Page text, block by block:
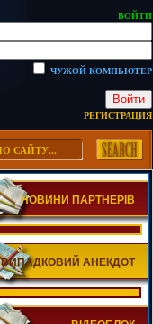
ВОЙТИ
ЧУЖОЙ КОМПЬЮТЕР
Войти
РЕГИСТРАЦИЯ
НОВИНИ ПАРТНЕРІВ
ВИПАДКОВИЙ АНЕКДОТ